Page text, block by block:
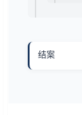
结案